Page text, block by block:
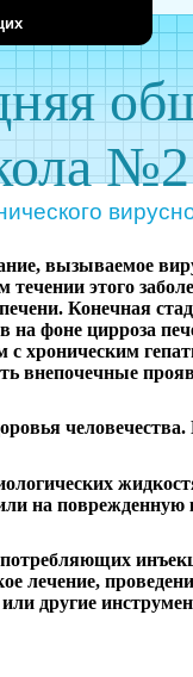
№2
вызываемое
этого
Конечная
фоне цирроза
хроническим
внепочечные
на
лечение,
другие